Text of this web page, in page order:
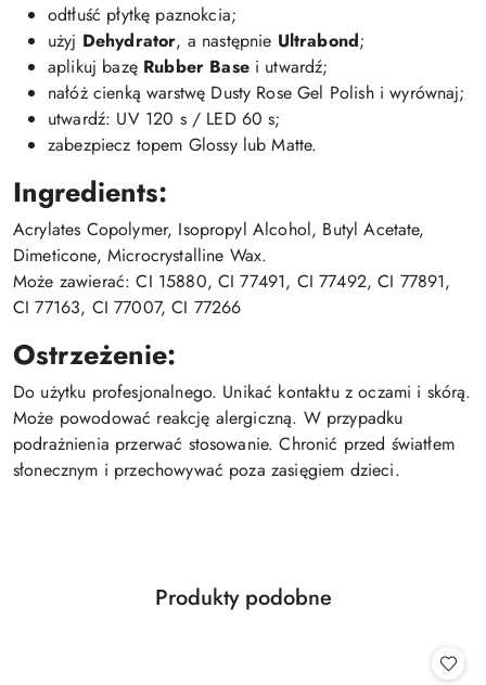
odtłuść płytkę paznokcia;
użyj Dehydrator, a następnie Ultrabond;
aplikuj bazę Rubber Basei utwardź;
nałóż cienką warstwę Dusty Rose Gel Polish i wyrównaj;
utwardź: UV 120 s / LED 60 s;
zabezpiecz topem Glossy lub Matte.
Ingredients:
Acrylates Copolymer, Isopropyl Alcohol, Butyl Acetate,
Dimeticone, Microcrystalline Wax.
Może zawierać: CI 15880, CI 77491, CI 77492, CI 77891,
CI 77163, CI 77007, CI 77266
Ostrzeżenie:
Do użytku profesjonalnego. Unikać kontaktu z oczami i skórą.
Może powodować reakcję alergiczną. W przypadku
podrażnienia przerwać stosowanie. Chronić przed światłem
słonecznym i przechowywać poza zasięgiem dzieci.
Pomiń karuzelę produktów
Produkty
Produkty podobne